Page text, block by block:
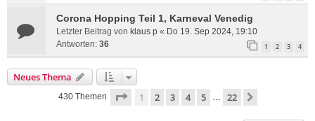
Corona Hopping Teil 1, Karneval Venedig
Letzter Beitrag von klaus p « Do 19. Sep 2024, 19:10
Antworten: 36 1 2 3 4
Neues Thema
430 Themen Seite 1von 22
1 2 3 4 5 … 22